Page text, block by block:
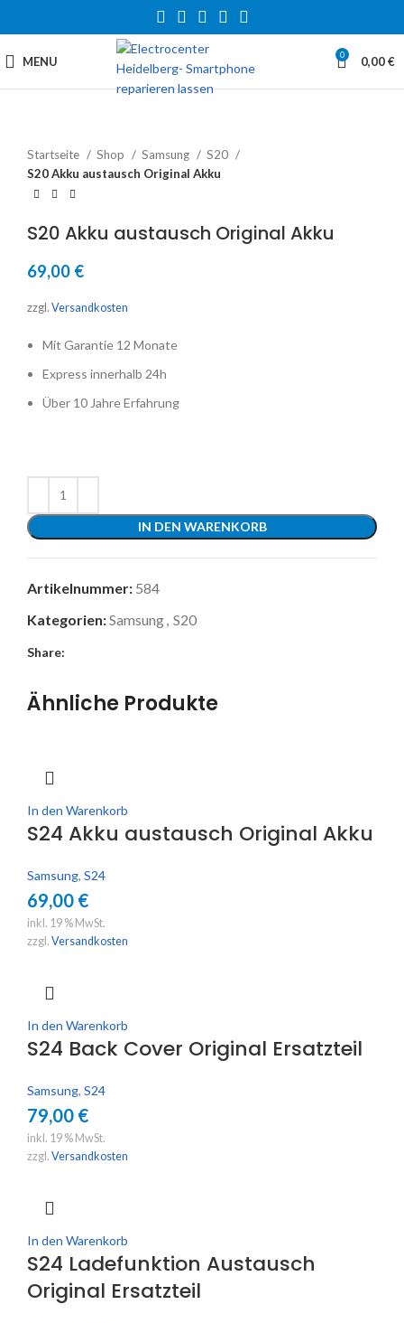
MENU 0 0,00€
Startseite Shop Samsung
S20
S20 Akku austausch Original Akku
S20 Akku austausch Original Akku
69,00 €
zzgl. Versandkosten
Mit Garantie 12 Monate
Express innerhalb 24h
Über 10 Jahre Erfahrung
IN DEN WARENKORB
Artikelnummer: 584
Kategorien:Samsung S20
Share:
Ähnliche Produkte
In den Warenkorb
S24 Akku austausch Original Akku
Samsung, S24
69,00 €
inkl. 19 % MwSt.
zzgl. Versandkosten
In den Warenkorb
S24 Back Cover Original Ersatzteil
Samsung, S24
79,00 €
inkl. 19 % MwSt.
zzgl. Versandkosten
In den Warenkorb
S24 Ladefunktion Austausch
Original Ersatzteil